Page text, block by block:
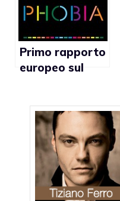
Primo rapporto
europeo sul
dell’asilo
politico per
omofobia